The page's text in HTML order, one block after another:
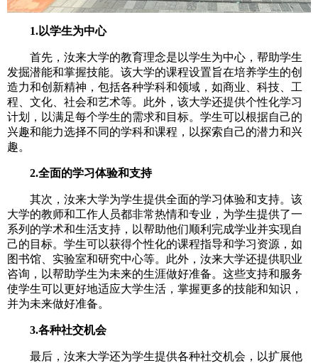
1.以学生为中心
首先，汝来大学的教育理念是以学生为中心，帮助学生
发掘潜能和掌握技能。该大学的课程设置旨在培养学生的创
造力和创新精神，包括各种学科和领域，如商业、科技、工
程、文化、社会和艺术等。此外，该大学还提供个性化学习
计划，以满足每个学生的需求和目标。学生可以根据自己的
兴趣和能力选择不同的学科和课程，以探索自己的潜力和兴
趣。
2.全面的学习体验和支持
其次，汝来大学为学生提供全面的学习体验和支持。该
大学的教师和工作人员都非常热情和专业，为学生提供了一
系列的学术和生活支持，以帮助他们顺利完成学业并实现自
己的目标。学生可以获得个性化的课程指导和学习资源，如
图书馆、实验室和研究中心等。此外，汝来大学还提供职业
咨询，以帮助学生为未来的生涯做好准备。这些支持和服务
使学生可以更好地适应大学生活，掌握更多的技能和知识，
并为未来做好准备。
3.各种社交机会
最后，汝来大学还为学生提供各种社交机会，以扩展他